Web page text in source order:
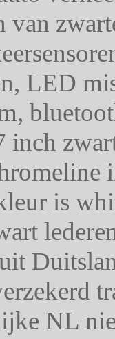
van
LED
inch
is
NL